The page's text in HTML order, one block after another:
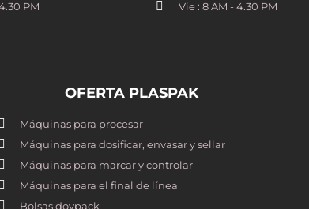
PM
Vie : 8 AM - 4.30 PM
OFERTA PLASPAK
Máquinas para procesar
Máquinas para dosificar, envasar y sellar
Máquinas para marcar y controlar
Máquinas para el final de línea
Bolsas doypack